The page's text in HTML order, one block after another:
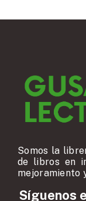
Somos la
de libros en
mejoramiento
Síguenos